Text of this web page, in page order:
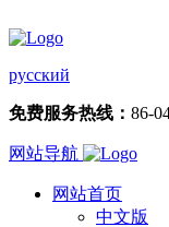
русский
免费服务热线： 86-
网站导航
网站首页
中文版